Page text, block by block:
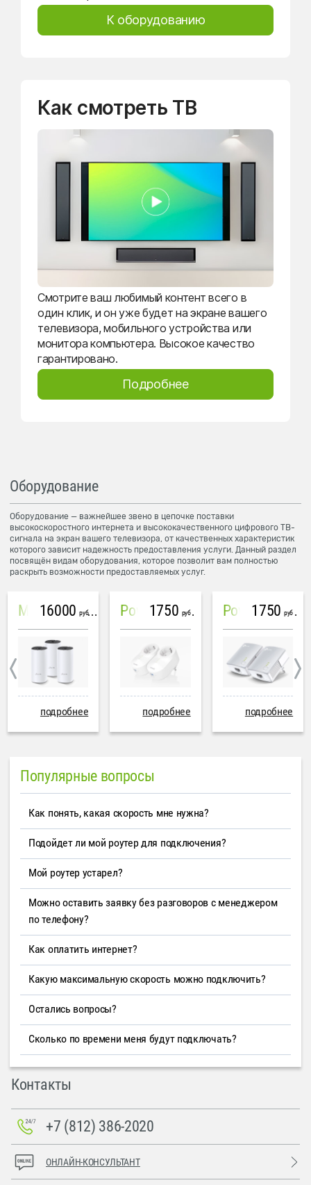
К оборудованию
Как смотреть ТВ
Смотрите ваш любимый контент всего в
один клик, и он уже будет на экране вашего
телевизора, мобильного устройства или
монитора компьютера. Высокое качество
гарантировано.
Подробнее
Оборудование
Оборудование — важнейшее звено в цепочке поставки
высокоскоростного интернета и высококачественного цифрового ТВ-
сигнала на экран вашего телевизора, от качественных характеристик
которого зависит надежность предоставления услуги. Данный раздел
посвящён видам оборудования, которое позволит вам полностью
раскрыть возможности предоставляемых услуг.
Mesh система TP-Link Deco M4 (3 устройства)
16000 руб
подробнее
PowerLine Tenda PH6
1750 руб
подробнее
PowerLine TP-Link AV600
1750 руб
подробнее
Популярные вопросы
Как понять, какая скорость мне нужна?
Подойдет ли мой роутер для подключения?
Мой роутер устарел?
Можно оставить заявку без разговоров с менеджером
по телефону?
Как оплатить интернет?
Какую максимальную скорость можно подключить?
Остались вопросы?
Сколько по времени меня будут подключать?
Контакты
+7 (812) 386-2020
ОНЛАЙН-КОНСУЛЬТАНТ